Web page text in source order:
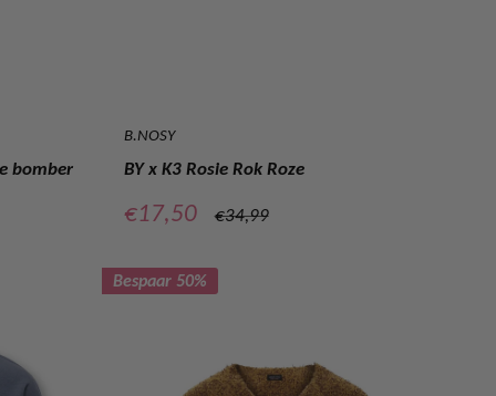
bomber
B.NOSY
BY x K3 Rosie Rok Roze
Verkoopprijs
€17,50
Normale
€34,99
Bespaar 50%